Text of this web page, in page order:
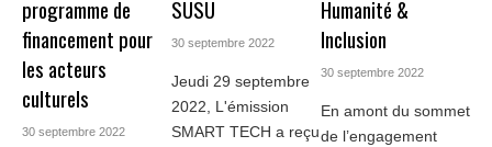
programme de
financement pour
les acteurs
culturels
30 septembre 2022
SUSU
30 septembre 2022
Jeudi 29 septembre
2022, L'émission
SMART TECH a reçu
Humanité &
Inclusion
30 septembre 2022
En amont du sommet
de l’engagement